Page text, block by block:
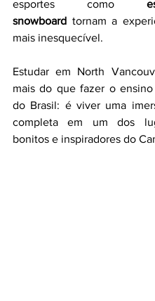
esportes como
snowboard tornam a
mais inesquecível.
Estudar em North
mais do que fazer o
do Brasil: é viver uma
completa em um dos
bonitos e inspiradores do